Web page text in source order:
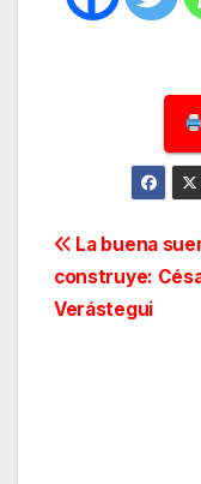
de
La buena
construye:
Verástegui